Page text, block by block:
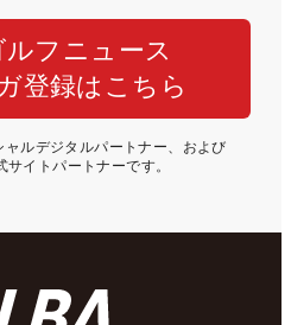
ルフニュース
登録はこちら
ルデジタルパートナー、および
サイトパートナーです。